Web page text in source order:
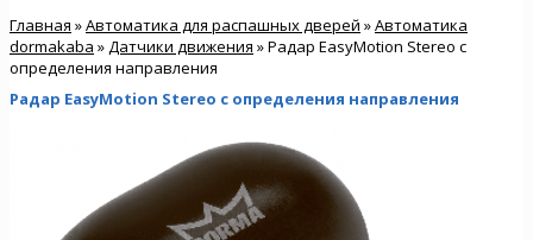
Главная »Автоматика для распашных дверей »Автоматика
dormakaba » Датчики движения » Радар EasyMotion Stereo c
определения направления
Радар EasyMotion Stereo c определения направления